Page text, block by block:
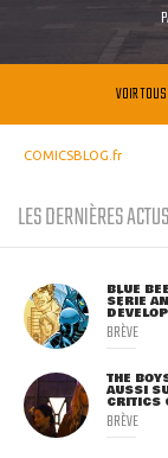
VOIR
COMICSBLOG.fr
LES DERNIÈRES ACTUS
BLUE
SÉRIE
BRÈVE
THE
AUSSI
CRITICS
BRÈVE